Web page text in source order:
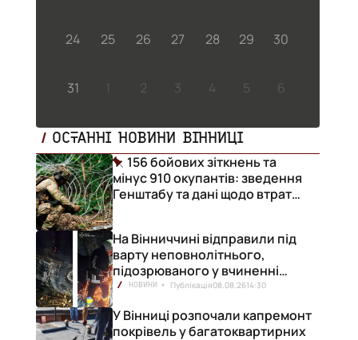
24 25 26 27 28 29 30
31 1 2 3 4 5 6
ОСТАННІ НОВИНИ ВІННИЦІ
156 бойових зіткнень та
мінус 910 окупантів: зведення
Генштабу та дані щодо втрат
На Вінниччині відправили під
варту неповнолітнього,
підозрюваного у вчиненні
смертельної ДТП
НОВИНИ Публікація08.08.2614:30
У Вінниці розпочали капремонт
покрівель у багатоквартирних